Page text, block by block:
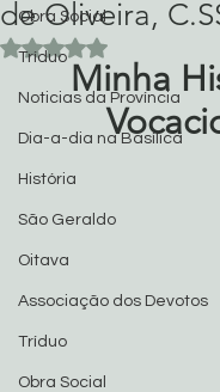
Obra Social
Tríduo
Noticias da Província
Dia-a-dia na Basílica
História
São Geraldo
Oitava
Associação dos Devotos
Tríduo
Obra Social
de Oliveira,
Avaliado com NaN
Minha